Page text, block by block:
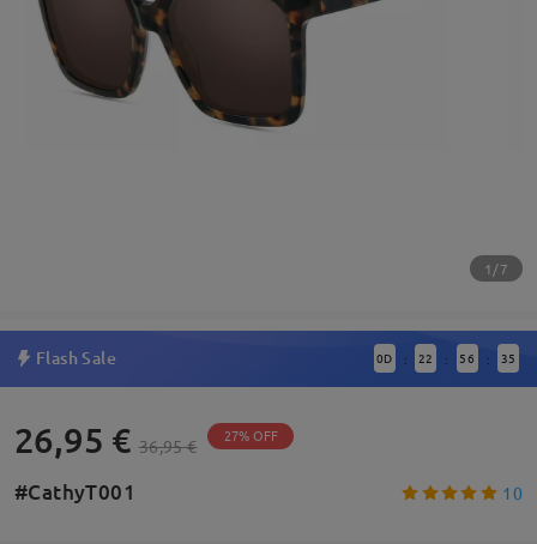
1/7
Flash Sale 0D : 22 : 56 : 34
26,95 € 36,95 € 27% OFF
#CathyT001 10